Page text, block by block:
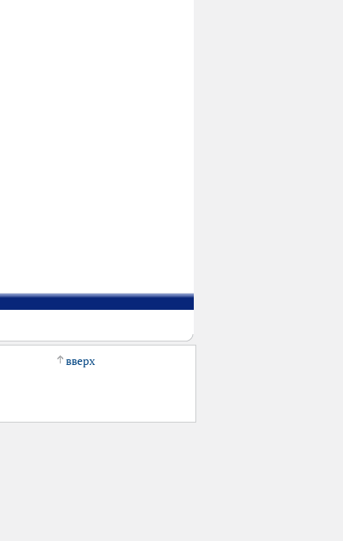
вверх